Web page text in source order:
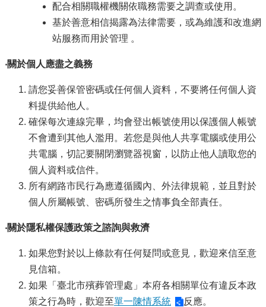
配合相關職權機關依職務需要之調查或使用。
基於善意相信揭露為法律需要，或為維護和改進網
站服務而用於管理 。
‧關於個人應盡之義務
請您妥善保管密碼或任何個人資料，不要將任何個人資
料提供給他人。
確保每次連線完畢，均會登出帳號使用以保護個人帳號
不會遭到其他人濫用。若您是與他人共享電腦或使用公
共電腦，切記要關閉瀏覽器視窗，以防止他人讀取您的
個人資料或信件。
所有網路市民行為應遵循國內、外法律規範，並且對於
個人所屬帳號、密碼所發生之情事負全部責任。
‧關於隱私權保護政策之諮詢與救濟
如果您對於以上條款有任何疑問或意見，歡迎來信至意
見信箱。
如果「臺北市殯葬管理處」本府各相關單位有違反本政
策之行為時，歡迎至單一陳情系統 反應。